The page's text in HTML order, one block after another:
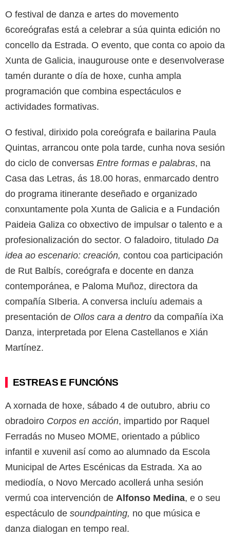
O festival de danza e artes do movemento
6coreógrafas está a celebrar a súa quinta edición no
concello da Estrada. O evento, que conta co apoio da
Xunta de Galicia, inaugurouse onte e desenvolverase
tamén durante o día de hoxe, cunha ampla
programación que combina espectáculos e
actividades formativas.
O festival, dirixido pola coreógrafa e bailarina Paula
Quintas, arrancou onte pola tarde, cunha nova sesión
do ciclo de conversas Entre formas e palabras, na
Casa das Letras, ás 18.00 horas, enmarcado dentro
do programa itinerante deseñado e organizado
conxuntamente pola Xunta de Galicia e a Fundación
Paideia Galiza co obxectivo de impulsar o talento e a
profesionalización do sector. O faladoiro, titulado Da
idea ao escenario: creación, contou coa participación
de Rut Balbís, coreógrafa e docente en danza
contemporánea, e Paloma Muñoz, directora da
compañía SIberia. A conversa incluíu ademais a
presentación de Ollos cara a dentro da compañía iXa
Danza, interpretada por Elena Castellanos e Xián
Martínez.
ESTREAS E FUNCIÓNS
A xornada de hoxe, sábado 4 de outubro, abriu co
obradoiro Corpos en acción, impartido por Raquel
Ferradás no Museo MOME, orientado a público
infantil e xuvenil así como ao alumnado da Escola
Municipal de Artes Escénicas da Estrada. Xa ao
mediodía, o Novo Mercado acollerá unha sesión
vermú coa intervención de Alfonso Medina, e o seu
espectáculo de soundpainting, no que música e
danza dialogan en tempo real.